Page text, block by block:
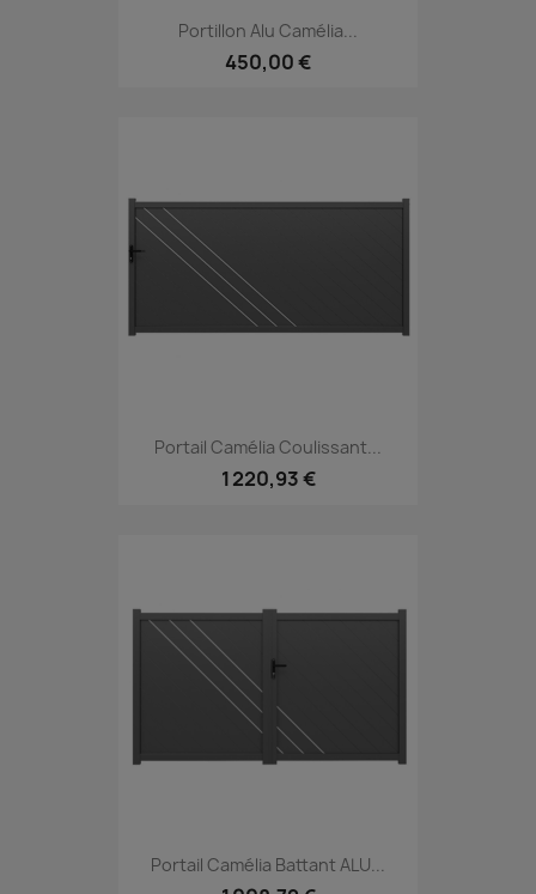
Portillon Alu Camélia...
450,00 €
Portail Camélia Coulissant...
1 220,93 €
Portail Camélia Battant ALU...